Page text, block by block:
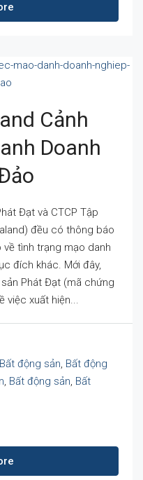
Cảnh
Doanh
Đạt và CTCP Tập
đều có thông báo
tình trạng mạo danh
đích khác. Mới đây,
Phát Đạt (mã chứng
việc xuất hiện...
Bất động sản, Bất động
, Bất động sản, Bất